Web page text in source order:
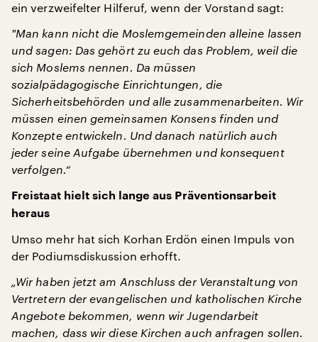
ein verzweifelter Hilferuf, wenn der Vorstand sagt:
"Man kann nicht die Moslemgemeinden alleine lassen
und sagen: Das gehört zu euch das Problem, weil die
sich Moslems nennen. Da müssen
sozialpädagogische Einrichtungen, die
Sicherheitsbehörden und alle zusammenarbeiten. Wir
müssen einen gemeinsamen Konsens finden und
Konzepte entwickeln. Und danach natürlich auch
jeder seine Aufgabe übernehmen und konsequent
verfolgen.“
Freistaat hielt sich lange aus Präventionsarbeit
heraus
Umso mehr hat sich Korhan Erdön einen Impuls von
der Podiumsdiskussion erhofft.
„Wir haben jetzt am Anschluss der Veranstaltung von
Vertretern der evangelischen und katholischen Kirche
Angebote bekommen, wenn wir Jugendarbeit
machen, dass wir diese Kirchen auch anfragen sollen.